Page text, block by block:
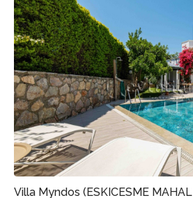
Villa Myndos (ESKICESME